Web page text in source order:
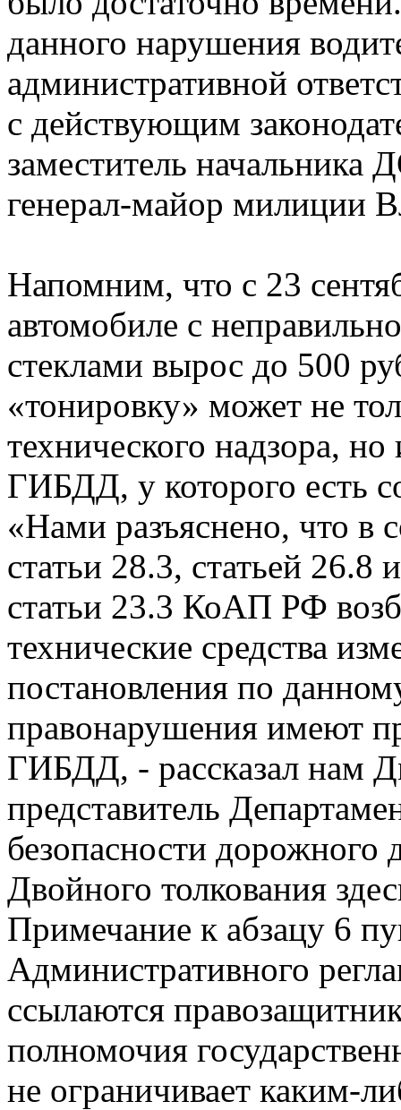
данного нарушения
административной
с действующим
заместитель
генерал-майор милиции
Напомним, что с 23
автомобиле с
стеклами вырос до 500
«тонировку» может не
технического надзора,
ГИБДД, у которого есть
«Нами разъяснено, что в
статьи 28.3, статьей 26.8
статьи 23.3 КоАП РФ
технические средства
постановления по
правонарушения имеют
ГИБДД, - рассказал нам
представитель
безопасности
Двойного толкования
Примечание к абзацу 6
Административного
ссылаются
полномочия
не ограничивает каким-